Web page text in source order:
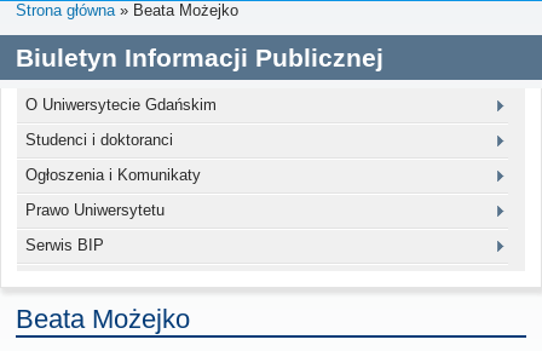
Strona główna» Beata Możejko
Biuletyn Informacji Publicznej
O Uniwersytecie Gdańskim
Studenci i doktoranci
Ogłoszenia i Komunikaty
Prawo Uniwersytetu
Serwis BIP
Beata Możejko